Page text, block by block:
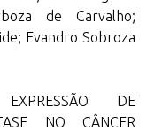
de Carvalho;
Evandro Sobroza
DE
NO CÂNCER